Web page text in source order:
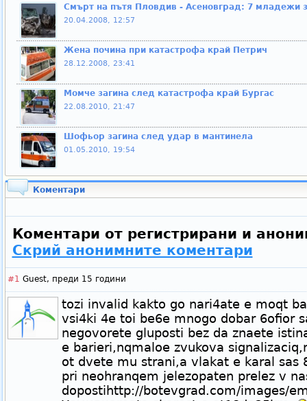
Смърт на пътя Пловдив - Асеновград: 7 младежи
20.04.2008, 12:57
Жена почина при катастрофа край Петрич
28.12.2008, 23:41
Момче загина след катастрофа край Бургас
22.08.2010, 21:47
Шофьор загина след удар в мантинела
01.05.2010, 19:54
Коментари
Коментари от регистрирани и
Скрий анонимните коментари
#1 Guest, преди 15 години
tozi invalid kakto go nari4ate e moqt
vsi4ki 4e toi be6e mnogo dobar 6ofior
negovorete gluposti bez da znaete
e barieri,nqmaloe zvukova
ot dvete mu strani,a vlakat e karal sas
pri neohranqem jelezopaten prelez v
dopostihttp://botevgrad.com/images/